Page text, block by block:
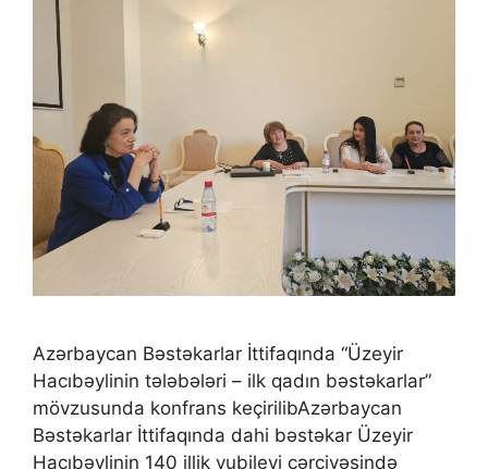
Azərbaycan Bəstəkarlar İttifaqında “Üzeyir
Hacıbəylinin tələbələri – ilk qadın bəstəkarlar”
mövzusunda konfrans keçirilibAzərbaycan
Bəstəkarlar İttifaqında dahi bəstəkar Üzeyir
Hacıbəylinin 140 illik yubileyi çərçivəsində